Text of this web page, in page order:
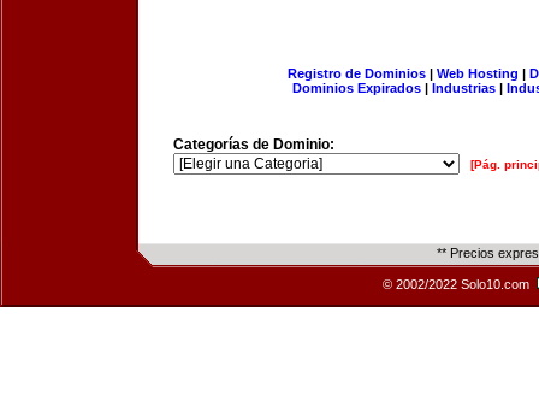
Registro de Dominios| Web Hosting |
Dominios Expirados | Industrias |
Categorías de Dominio:
[Pág.
** Precios
© 2002/2022 Solo10.com